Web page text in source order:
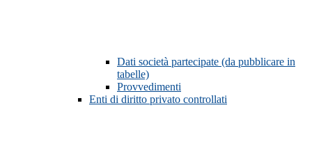
Dati società partecipate (da pubblicare in
tabelle)
Provvedimenti
Enti di diritto privato controllati